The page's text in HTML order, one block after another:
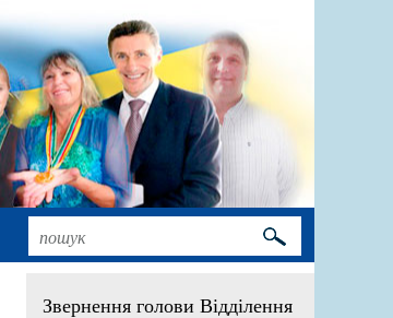
Звернення голови Відділення